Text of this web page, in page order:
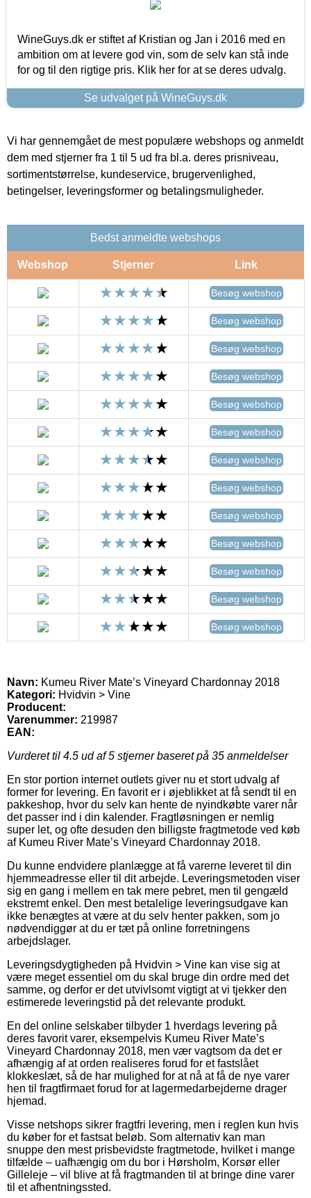
WineGuys.dk er stiftet af Kristian og Jan i 2016 med en
ambition om at levere god vin, som de selv kan stå inde
for og til den rigtige pris. Klik her for at se deres udvalg.
Se udvalget på WineGuys.dk
Vi har gennemgået de mest populære webshops og anmeldt
dem med stjerner fra 1 til 5 ud fra bl.a. deres prisniveau,
sortimentstørrelse, kundeservice, brugervenlighed,
betingelser, leveringsformer og betalingsmuligheder.
Bedst anmeldte webshops
Webshop Stjerner Link
Besøg webshop
Besøg webshop
Besøg webshop
Besøg webshop
Besøg webshop
Besøg webshop
Besøg webshop
Besøg webshop
Besøg webshop
Besøg webshop
Besøg webshop
Besøg webshop
Besøg webshop
Navn: Kumeu River Mate’s Vineyard Chardonnay 2018
Kategori: Hvidvin > Vine
Producent:
Varenummer: 219987
EAN:
Vurderet til 4.5 ud af 5 stjerner baseret på 35 anmeldelser
En stor portion internet outlets giver nu et stort udvalg af
former for levering. En favorit er i øjeblikket at få sendt til en
pakkeshop, hvor du selv kan hente de nyindkøbte varer når
det passer ind i din kalender. Fragtløsningen er nemlig
super let, og ofte desuden den billigste fragtmetode ved køb
af Kumeu River Mate’s Vineyard Chardonnay 2018.
Du kunne endvidere planlægge at få varerne leveret til din
hjemmeadresse eller til dit arbejde. Leveringsmetoden viser
sig en gang i mellem en tak mere pebret, men til gengæld
ekstremt enkel. Den mest betalelige leveringsudgave kan
ikke benægtes at være at du selv henter pakken, som jo
nødvendiggør at du er tæt på online forretningens
arbejdslager.
Leveringsdygtigheden på Hvidvin > Vine kan vise sig at
være meget essentiel om du skal bruge din ordre med det
samme, og derfor er det utvivlsomt vigtigt at vi tjekker den
estimerede leveringstid på det relevante produkt.
En del online selskaber tilbyder 1 hverdags levering på
deres favorit varer, eksempelvis Kumeu River Mate’s
Vineyard Chardonnay 2018, men vær vagtsom da det er
afhængig af at orden realiseres forud for et fastslået
klokkeslæt, så de har mulighed for at nå at få de nye varer
hen til fragtfirmaet forud for at lagermedarbejderne drager
hjemad.
Visse netshops sikrer fragtfri levering, men i reglen kun hvis
du køber for et fastsat beløb. Som alternativ kan man
snuppe den mest prisbevidste fragtmetode, hvilket i mange
tilfælde – uafhængig om du bor i Hørsholm, Korsør eller
Gilleleje – vil blive at få fragtmanden til at bringe dine varer
til et afhentningssted.